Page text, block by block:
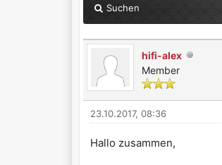
Suchen
hifi-alex
Member
23.10.2017, 08:36
Hallo zusammen,